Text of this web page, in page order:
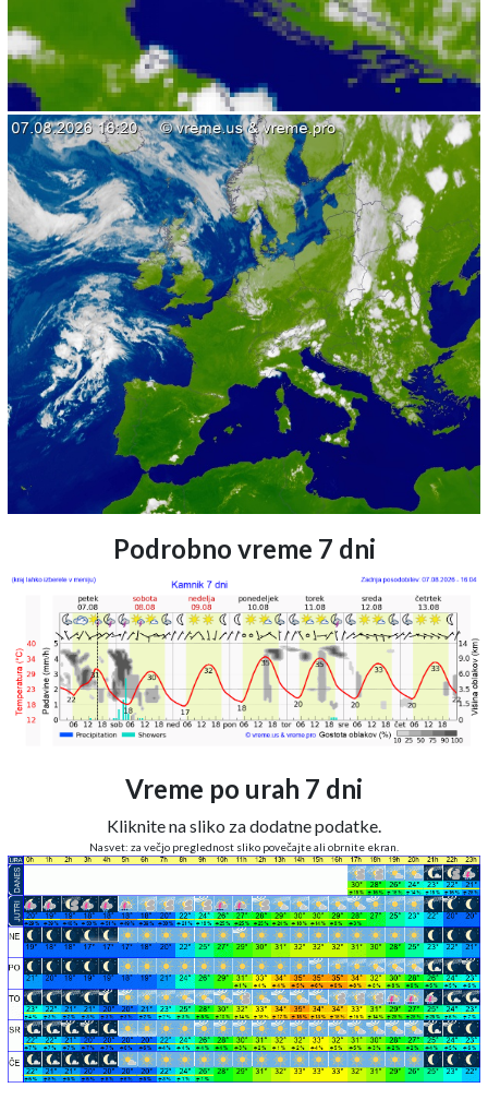
Podrobno vreme 7 dni
Vreme po urah 7 dni
Kliknite na sliko za dodatne podatke.
Nasvet: za večjo preglednost sliko povečajte ali obrnite ekran.